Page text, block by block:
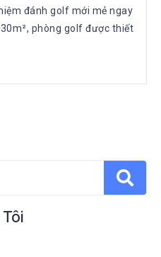
đánh golf mới mẻ ngay
phòng golf được thiết